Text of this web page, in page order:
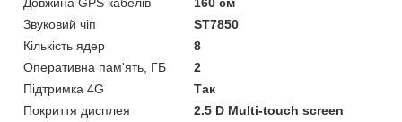
Звуковий чіп
ST7850
Кількість ядер
8
Оперативна пам'ять, ГБ
2
Підтримка 4G
Так
Покриття дисплея
2.5 D Multi-touch screen